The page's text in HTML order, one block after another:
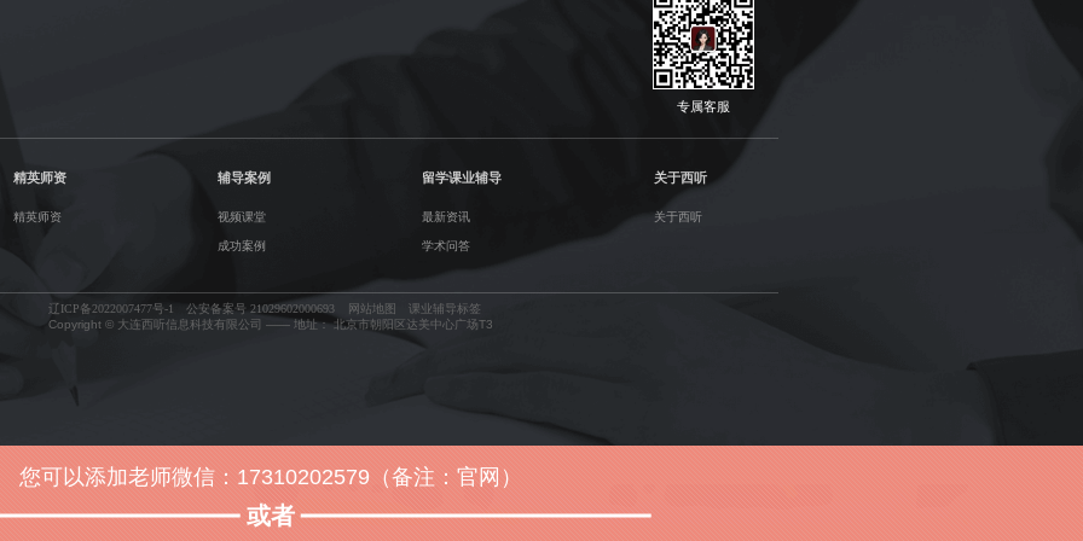
您可以添加老师微信：17310202579（备注：官网）
或者
专属客服
精英师资
精英师资
辅导案例
视频课堂
成功案例
留学课业辅导
最新资讯
学术问答
关于西听
关于西听
辽ICP备2022007477号-1 公安备案号 21029602000693 网站地图
课业辅导标签
Copyright © 大连西听信息科技有限公司 —— 地址： 北京市朝阳区达美中心广场T3